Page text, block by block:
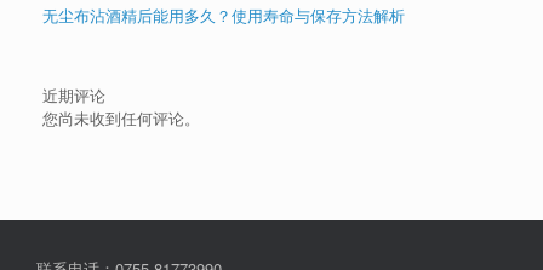
无尘布沾酒精后能用多久？使用寿命与保存方法解析
近期评论
您尚未收到任何评论。